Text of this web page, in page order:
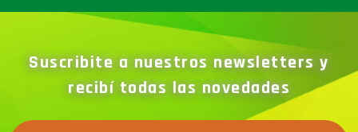
Suscribite a nuestros newsletters y
recibí todas las novedades